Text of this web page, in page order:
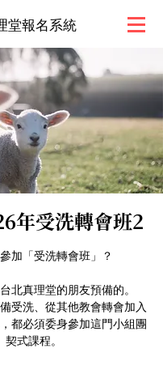
堂報名系統
年受洗轉會班2
加「受洗轉會班」？
北真理堂的朋友預備的。
受洗、從其他教會轉會加入
都必須委身參加這門小組團
契式課程。